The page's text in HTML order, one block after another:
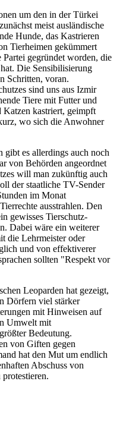
um den in der Türkei
meist ausländische
Hunde, das Kastrieren
Tierheimen gekümmert
Partei gegründet worden, die
Die Sensibilisierung
Schritten, voran.
sind uns aus Izmir
Tiere mit Futter und
Katzen kastriert, geimpft
wo sich die Anwohner
gibt es allerdings auch noch
von Behörden angeordnet
will man zukünftig auch
der staatliche TV-Sender
im Monat
ausstrahlen. Den
gewisses Tierschutz-
Dabei wäre ein weiterer
die Lehrmeister oder
und von effektiverer
sollten "Respekt vor
Leoparden hat gezeigt,
Dörfern viel stärker
mit Hinweisen auf
Umwelt mit
Bedeutung.
von Giften gegen
hat den Mut um endlich
Abschuss von